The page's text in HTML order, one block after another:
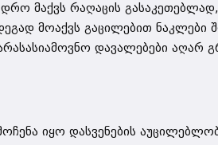
მაქვს რაღაცის
მოაქვს გაცილებით ნაკლები
დავალებები აღარ
იყო დასვენების